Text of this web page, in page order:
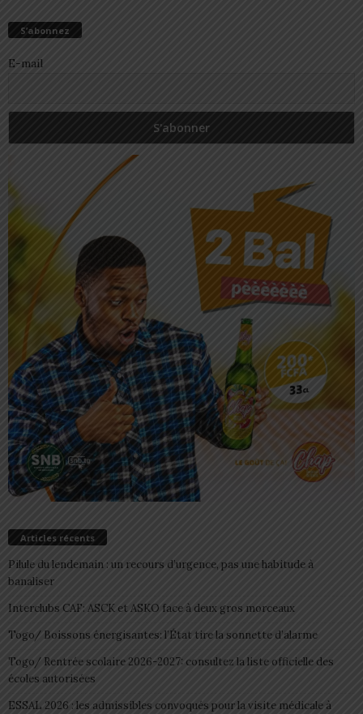
S’abonnez
E-mail
Articles récents
Pilule du lendemain : un recours d’urgence, pas une habitude à
banaliser
Interclubs CAF: ASCK et ASKO face à deux gros morceaux
Togo/ Boissons énergisantes: l’État tire la sonnette d’alarme
Togo/ Rentrée scolaire 2026-2027: consultez la liste officielle des
écoles autorisées
ESSAL 2026 : les admissibles convoqués pour la visite médicale à